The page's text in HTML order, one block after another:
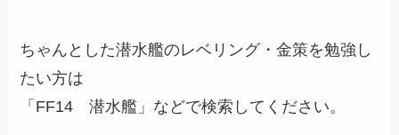
ちゃんとした潜水艦のレベリング・金策を勉強し
たい方は
「FF14 潜水艦」などで検索してください。